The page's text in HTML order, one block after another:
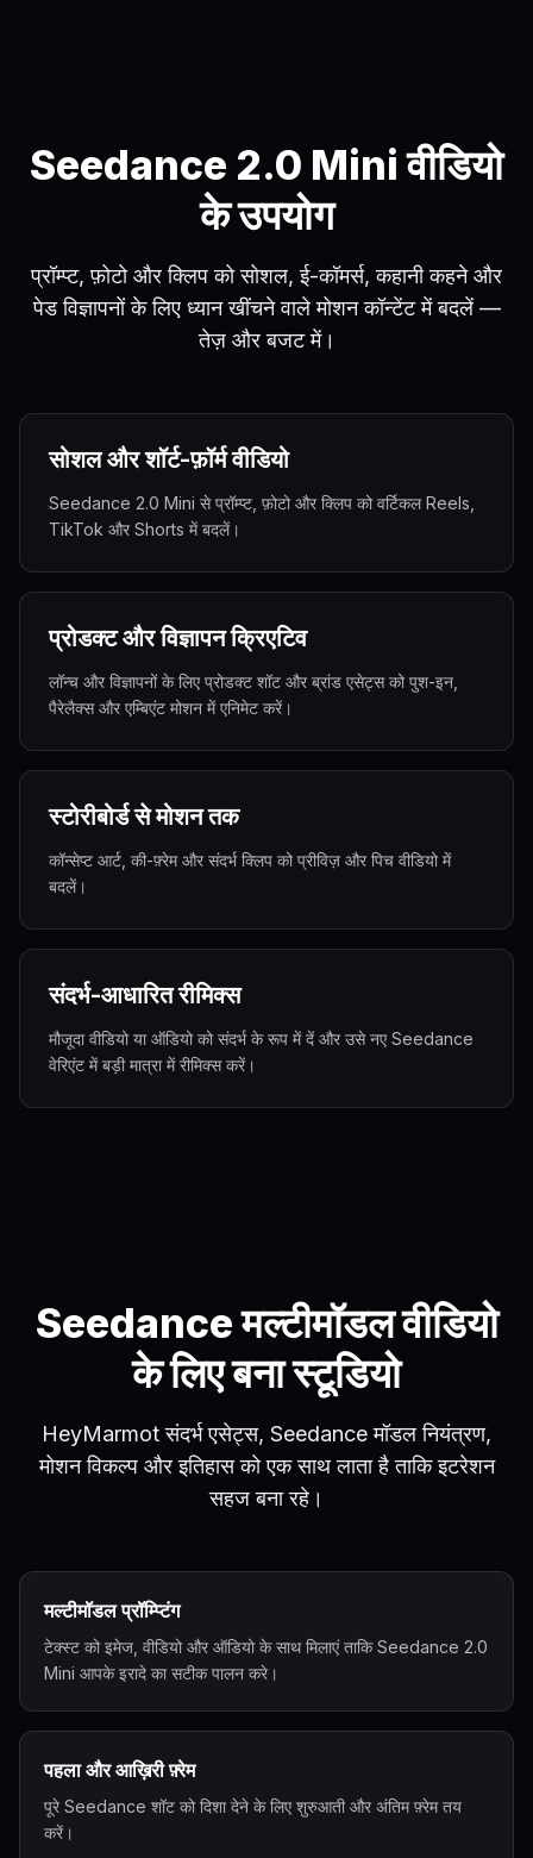
Seedance 2.0 Mini वीडियो
के उपयोग
प्रॉम्प्ट, फ़ोटो और क्लिप को सोशल, ई-कॉमर्स, कहानी कहने और
पेड विज्ञापनों के लिए ध्यान खींचने वाले मोशन कॉन्टेंट में बदलें —
तेज़ और बजट में।
सोशल और शॉर्ट-फ़ॉर्म वीडियो
Seedance 2.0 Mini से प्रॉम्प्ट, फ़ोटो और क्लिप को वर्टिकल Reels,
TikTok और Shorts में बदलें।
प्रोडक्ट और विज्ञापन क्रिएटिव
लॉन्च और विज्ञापनों के लिए प्रोडक्ट शॉट और ब्रांड एसेट्स को पुश-इन,
पैरेलैक्स और एम्बिएंट मोशन में एनिमेट करें।
स्टोरीबोर्ड से मोशन तक
कॉन्सेप्ट आर्ट, की-फ़्रेम और संदर्भ क्लिप को प्रीविज़ और पिच वीडियो में
बदलें।
संदर्भ-आधारित रीमिक्स
मौजूदा वीडियो या ऑडियो को संदर्भ के रूप में दें और उसे नए Seedance
वेरिएंट में बड़ी मात्रा में रीमिक्स करें।
Seedance मल्टीमॉडल वीडियो
के लिए बना स्टूडियो
HeyMarmot संदर्भ एसेट्स, Seedance मॉडल नियंत्रण,
मोशन विकल्प और इतिहास को एक साथ लाता है ताकि इटरेशन
सहज बना रहे।
मल्टीमॉडल प्रॉम्प्टिंग
टेक्स्ट को इमेज, वीडियो और ऑडियो के साथ मिलाएं ताकि Seedance 2.0
Mini आपके इरादे का सटीक पालन करे।
पहला और आख़िरी फ़्रेम
पूरे Seedance शॉट को दिशा देने के लिए शुरुआती और अंतिम फ़्रेम तय
करें।